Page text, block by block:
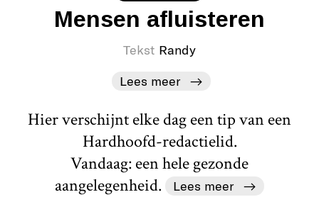
Mensen afluisteren
Tekst Randy
Lees meer
Hier verschijnt elke dag een tip van een
Hardhoofd-redactielid.
Vandaag: een hele gezonde
aangelegenheid.
Lees meer